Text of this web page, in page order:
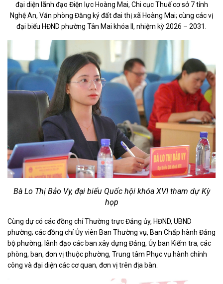
đại diện lãnh đạo Điện lực Hoàng Mai, Chi cục Thuế cơ sở 7 tỉnh
Nghệ An, Văn phòng Đăng ký đất đai thị xã Hoàng Mai; cùng các vị
đại biểu HĐND phường Tân Mai khóa II, nhiệm kỳ 2026 – 2031.
Bà Lo Thị Bảo Vy, đại biểu Quốc hội khóa XVI tham dự Kỳ
họp
Cùng dự có các đồng chí Thường trực Đảng ủy, HĐND, UBND
phường; các đồng chí Ủy viên Ban Thường vụ, Ban Chấp hành Đảng
bộ phường; lãnh đạo các ban xây dựng Đảng, Ủy ban Kiểm tra, các
phòng, ban, đơn vị thuộc phường, Trung tâm Phục vụ hành chính
công và đại diện các cơ quan, đơn vị trên địa bàn.